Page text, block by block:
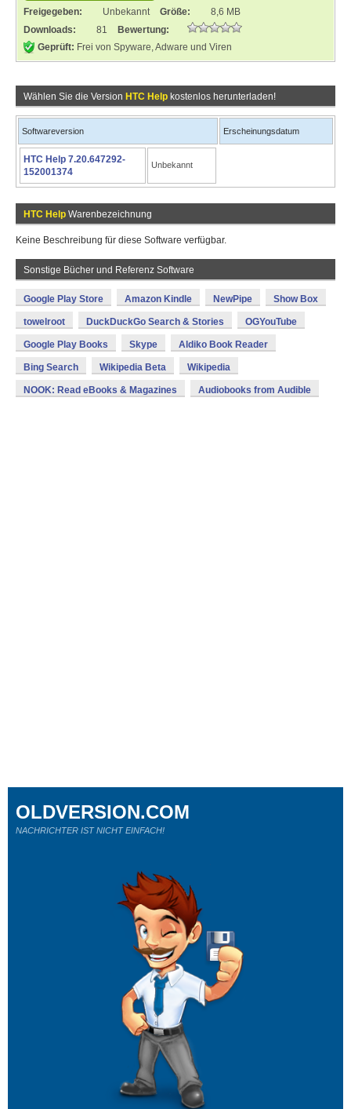
Freigegeben: Unbekannt Größe:
8,6 MB
Downloads:
81
Bewertung:
Geprüft: Frei von Spyware, Adware und Viren
Wählen Sie die Version HTC Help kostenlos herunterladen!
Softwareversion Erscheinungsdatum
HTC Help 7.20.647292-
152001374
Unbekannt
HTC Help Warenbezeichnung
Keine Beschreibung für diese Software verfügbar.
Sonstige Bücher und Referenz Software
Google Play Store Amazon Kindle NewPipe Show Box
towelroot DuckDuckGo Search & Stories OGYouTube
Google Play Books Skype Aldiko Book Reader
Bing Search Wikipedia Beta Wikipedia
NOOK: Read eBooks & Magazines Audiobooks from Audible
OLDVERSION.COM
NACHRICHTER IST NICHT EINFACH!